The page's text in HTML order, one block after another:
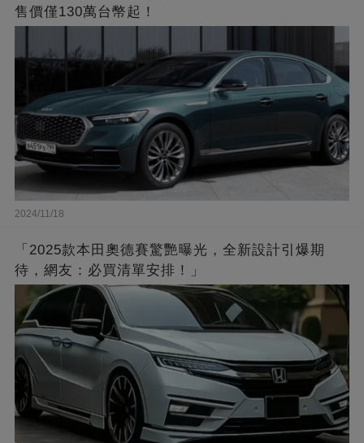
售價僅130萬台幣起！
2024/11/18
「2025款本田奧德賽驚艷曝光，全新設計引爆期
待，網友：必買清單安排！」